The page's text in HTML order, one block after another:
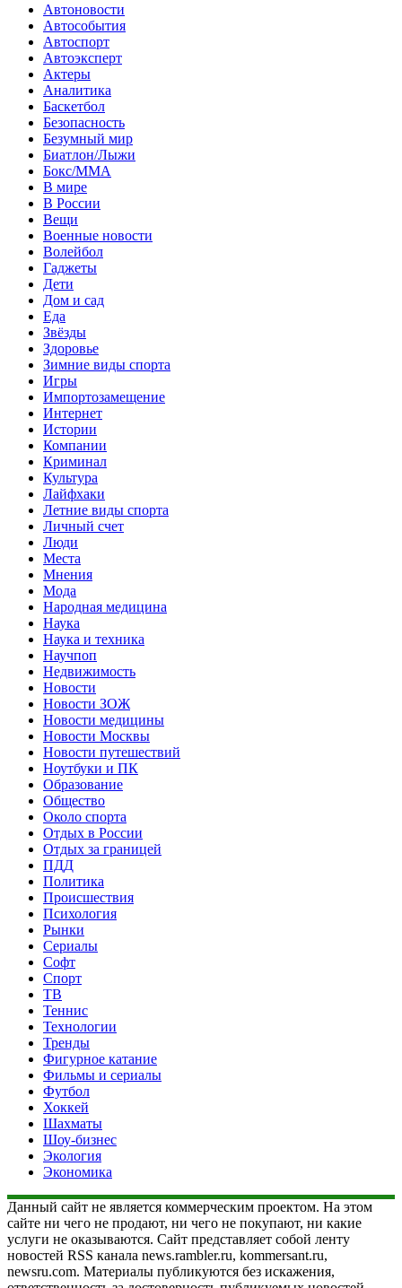
Автоновости
Автособытия
Автоспорт
Автоэксперт
Актеры
Аналитика
Баскетбол
Безопасность
Безумный мир
Биатлон/Лыжи
Бокс/MMA
В мире
В России
Вещи
Военные новости
Волейбол
Гаджеты
Дети
Дом и сад
Еда
Звёзды
Здоровье
Зимние виды спорта
Игры
Импортозамещение
Интернет
Истории
Компании
Криминал
Культура
Лайфхаки
Летние виды спорта
Личный счет
Люди
Места
Мнения
Мода
Народная медицина
Наука
Наука и техника
Научпоп
Недвижимость
Новости
Новости ЗОЖ
Новости медицины
Новости Москвы
Новости путешествий
Ноутбуки и ПК
Образование
Общество
Около спорта
Отдых в России
Отдых за границей
ПДД
Политика
Происшествия
Психология
Рынки
Сериалы
Софт
Спорт
ТВ
Теннис
Технологии
Тренды
Фигурное катание
Фильмы и сериалы
Футбол
Хоккей
Шахматы
Шоу-бизнес
Экология
Экономика
Данный сайт не является коммерческим проектом. На этом
сайте ни чего не продают, ни чего не покупают, ни какие
услуги не оказываются. Сайт представляет собой ленту
новостей RSS канала news.rambler.ru, kommersant.ru,
newsru.com. Материалы публикуются без искажения,